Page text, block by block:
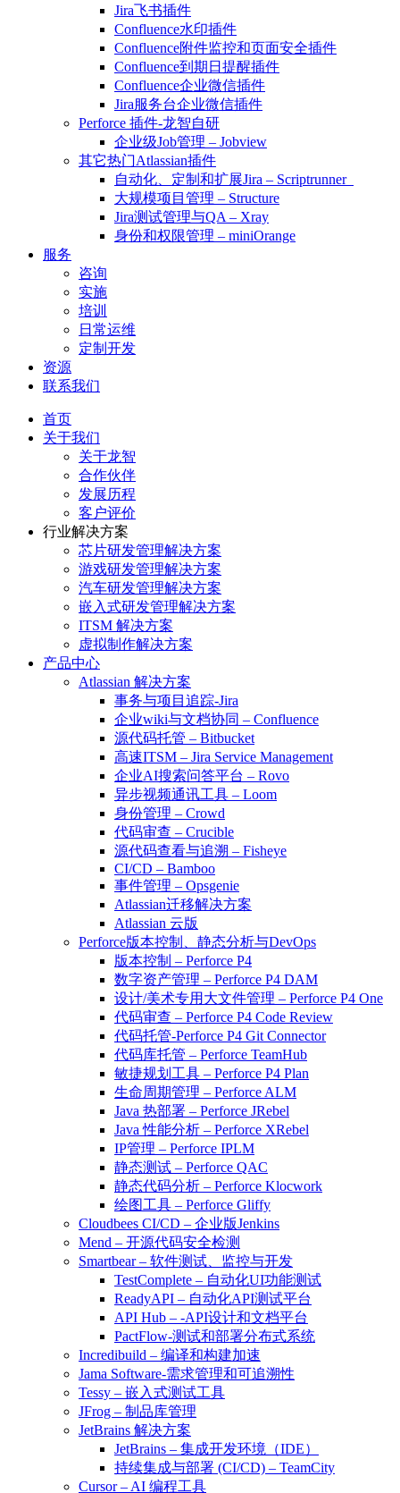
Jira飞书插件
Confluence水印插件
Confluence附件监控和页面安全插件
Confluence到期日提醒插件
Confluence企业微信插件
Jira服务台企业微信插件
Perforce 插件-龙智自研
企业级Job管理 – Jobview
其它热门Atlassian插件
自动化、定制和扩展Jira – Scriptrunner
大规模项目管理 – Structure
Jira测试管理与QA – Xray
身份和权限管理 – miniOrange
服务
咨询
实施
培训
日常运维
定制开发
资源
联系我们
首页
关于我们
关于龙智
合作伙伴
发展历程
客户评价
行业解决方案
芯片研发管理解决方案
游戏研发管理解决方案
汽车研发管理解决方案
嵌入式研发管理解决方案
ITSM 解决方案
虚拟制作解决方案
产品中心
Atlassian 解决方案
事务与项目追踪-Jira
企业wiki与文档协同 – Confluence
源代码托管 – Bitbucket
高速ITSM – Jira Service Management
企业AI搜索问答平台 – Rovo
异步视频通讯工具 – Loom
身份管理 – Crowd
代码审查 – Crucible
源代码查看与追溯 – Fisheye
CI/CD – Bamboo
事件管理 – Opsgenie
Atlassian迁移解决方案
Atlassian 云版
Perforce版本控制、静态分析与DevOps
版本控制 – Perforce P4
数字资产管理 – Perforce P4 DAM
设计/美术专用大文件管理 – Perforce P4 One
代码审查 – Perforce P4 Code Review
代码托管-Perforce P4 Git Connector
代码库托管 – Perforce TeamHub
敏捷规划工具 – Perforce P4 Plan
生命周期管理 – Perforce ALM
Java 热部署 – Perforce JRebel
Java 性能分析 – Perforce XRebel
IP管理 – Perforce IPLM
静态测试 – Perforce QAC
静态代码分析 – Perforce Klocwork
绘图工具 – Perforce Gliffy
Cloudbees CI/CD – 企业版Jenkins
Mend – 开源代码安全检测
Smartbear – 软件测试、监控与开发
TestComplete – 自动化UI功能测试
ReadyAPI – 自动化API测试平台
API Hub – -API设计和文档平台
PactFlow-测试和部署分布式系统
Incredibuild – 编译和构建加速
Jama Software-需求管理和可追溯性
Tessy – 嵌入式测试工具
JFrog – 制品库管理
JetBrains 解决方案
JetBrains – 集成开发环境（IDE）
持续集成与部署 (CI/CD) – TeamCity
Cursor – AI 编程工具